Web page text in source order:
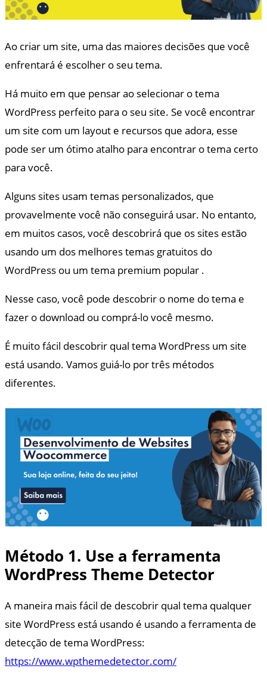
Ao criar um site, uma das maiores decisões que você
enfrentará é escolher o seu tema.
Há muito em que pensar ao selecionar o tema
WordPress perfeito para o seu site. Se você encontrar
um site com um layout e recursos que adora, esse
pode ser um ótimo atalho para encontrar o tema certo
para você.
Alguns sites usam temas personalizados, que
provavelmente você não conseguirá usar. No entanto,
em muitos casos, você descobrirá que os sites estão
usando um dos melhores temas gratuitos do
WordPress ou um tema premium popular .
Nesse caso, você pode descobrir o nome do tema e
fazer o download ou comprá-lo você mesmo.
É muito fácil descobrir qual tema WordPress um site
está usando. Vamos guiá-lo por três métodos
diferentes.
Método 1. Use a ferramenta
WordPress Theme Detector
A maneira mais fácil de descobrir qual tema qualquer
site WordPress está usando é usando a ferramenta de
detecção de tema WordPress:
https://www.wpthemedetector.com/